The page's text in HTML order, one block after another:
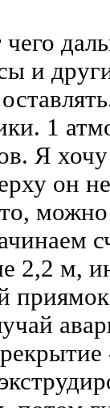
и
1
Я
он
2,2 м,